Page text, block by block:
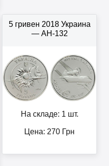
5 гривен 2018 Украина
— АН-132
На складе: 1 шт.
Цена: 270 Грн